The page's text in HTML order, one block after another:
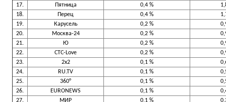
17.
Пятница 0,4 %
18.
Перец 0,4 %
19.
Карусель 0,2 %
20.
Москва-24 0,2 %
21.
Ю 0,2 %
22.
СТС-Love 0,2 %
23.
2x2 0,1 %
24.
RU.TV 0,1 %
25.
360° 0,1 %
26.
EURONEWS 0,1 %
27.
МИР 0,1 %